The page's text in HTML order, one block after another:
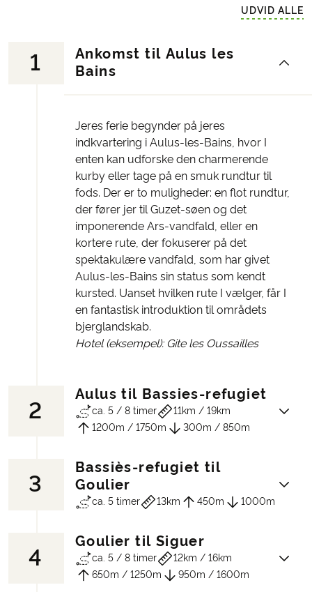
UDVID ALLE
1
Ankomst til Aulus les
Bains
Jeres ferie begynder på jeres
indkvartering i Aulus-les-Bains, hvor I
enten kan udforske den charmerende
kurby eller tage på en smuk rundtur til
fods. Der er to muligheder: en flot rundtur,
der fører jer til Guzet-søen og det
imponerende Ars-vandfald, eller en
kortere rute, der fokuserer på det
spektakulære vandfald, som har givet
Aulus-les-Bains sin status som kendt
kursted. Uanset hvilken rute I vælger, får I
en fantastisk introduktion til områdets
bjerglandskab.
Hotel (eksempel): Gite les Oussailles
2
Aulus til Bassies-refugiet
ca. 5 / 8 timer
11km / 19km
1200m / 1750m
300m / 850m
Fra Aulus-les-Bains stiger stien støt op
mod Port de Saleix (1794 m). Undervejs
møder I klassiske pyrenæiske landskaber:
bjergbække, frodig bjergflora og rester af
en gammel mine. Fra passet får I udsigt
over Auzat- og Vicdessos-dalene samt
3
Bassiès-refugiet til
Goulier
ca. 5 timer 13km 450m 1000m
GR10 følger bredden af de smukke
Bassiès-søer, hvorefter ruten går ned i
den nedre del af Vicdessos-dalen mod
4
Goulier til Siguer
ca. 5 / 8 timer
12km / 16km
650m / 1250m
950m / 1600m